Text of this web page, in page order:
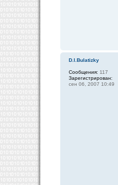
D.I.Bulatizky
Сообщения: 117
Зарегистрирован:
сен 06, 2007 10:49